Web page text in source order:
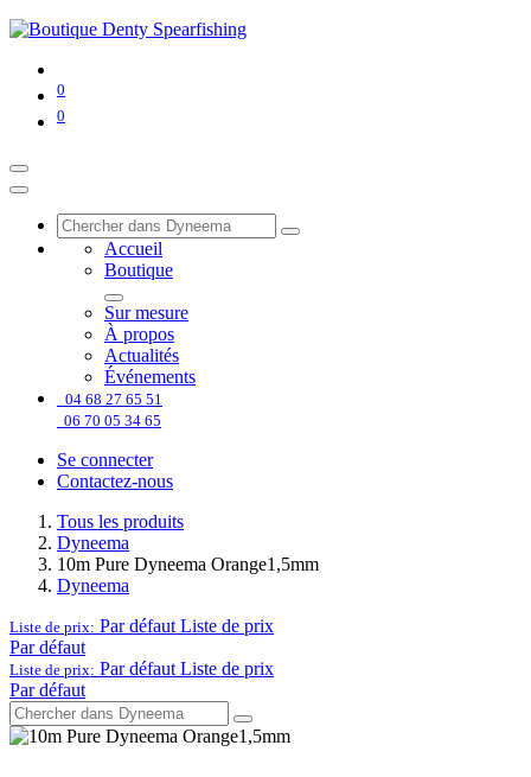
0
0
Accueil
Boutique
Sur mesure
À propos
Actualités
Événements
04 68 27 65 51
06 70 05 34 65
Se connecter
Contactez-nous
Tous les produits
Dyneema
10m Pure Dyneema Orange1,5mm
Dyneema
Liste de prix: Par défaut Liste de prix
Par défaut
Liste de prix: Par défaut Liste de prix
Par défaut